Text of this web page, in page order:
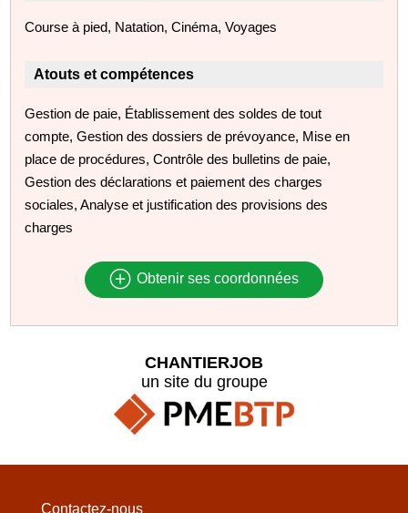
Course à pied, Natation, Cinéma, Voyages
Atouts et compétences
Gestion de paie, Établissement des soldes de tout
compte, Gestion des dossiers de prévoyance, Mise en
place de procédures, Contrôle des bulletins de paie,
Gestion des déclarations et paiement des charges
sociales, Analyse et justification des provisions des
charges
Obtenir ses coordonnées
CHANTIERJOB
un site du groupe
Contactez-nous